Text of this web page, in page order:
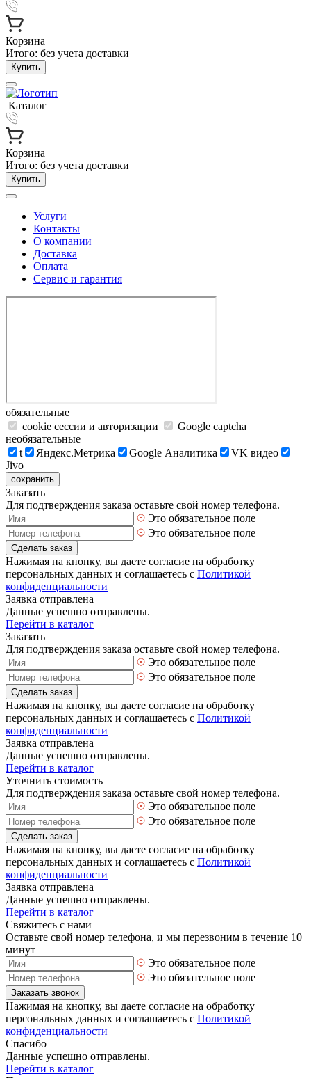
Корзина
Итого: без учета доставки
Купить
Каталог
Корзина
Итого: без учета доставки
Купить
Услуги
Контакты
О компании
Доставка
Оплата
Сервис и гарантия
обязательные
cookie сессии и авторизации
Google captcha
необязательные
t
Яндекс.Метрика Google Аналитика
VK видео
Jivo
сохранить
Заказать
Для подтверждения заказа оставьте свой номер телефона.
Это обязательное поле
Это обязательное поле
Сделать заказ
Нажимая на кнопку, вы даете согласие на обработку
персональных данных и соглашаетесь с Политикой
конфиденциальности
Заявка отправлена
Данные успешно отправлены.
Перейти в каталог
Заказать
Для подтверждения заказа оставьте свой номер телефона.
Это обязательное поле
Это обязательное поле
Сделать заказ
Нажимая на кнопку, вы даете согласие на обработку
персональных данных и соглашаетесь с Политикой
конфиденциальности
Заявка отправлена
Данные успешно отправлены.
Перейти в каталог
Уточнить стоимость
Для подтверждения заказа оставьте свой номер телефона.
Это обязательное поле
Это обязательное поле
Сделать заказ
Нажимая на кнопку, вы даете согласие на обработку
персональных данных и соглашаетесь с Политикой
конфиденциальности
Заявка отправлена
Данные успешно отправлены.
Перейти в каталог
Свяжитесь с нами
Оставьте свой номер телефона, и мы перезвоним в течение 10
минут
Это обязательное поле
Это обязательное поле
Заказать звонок
Нажимая на кнопку, вы даете согласие на обработку
персональных данных и соглашаетесь с Политикой
конфиденциальности
Спасибо
Данные успешно отправлены.
Перейти в каталог